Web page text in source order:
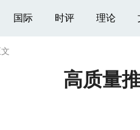
国际 时评 理论
文
高质量